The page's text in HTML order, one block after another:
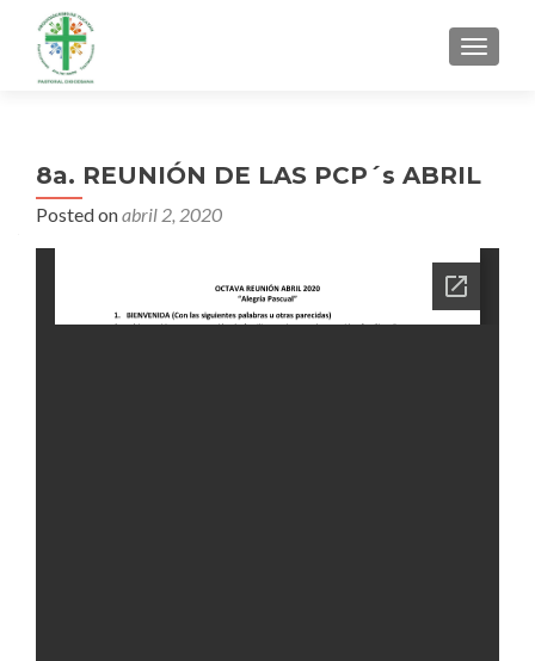
MENU
8a. REUNIÓN DE LAS PCP´s ABRIL
Posted onabril 2, 2020